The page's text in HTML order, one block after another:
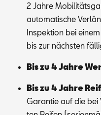
2 Jah­re
au­to­ma­ti­sche
In­spek­ti­on bei
bis zur nächs­ten
Bis zu 4 Jah­re
Bis zu 4 Jah­re
Ga­ran­tie auf die